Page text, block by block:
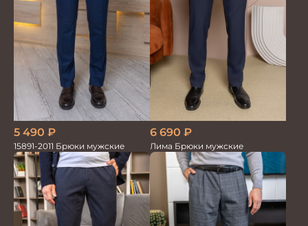
5 490 ₽
15891-2011 Брюки мужские
6 690 ₽
Лима Брюки мужские